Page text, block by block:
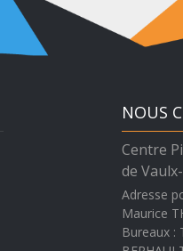
NOUS
Centre
de
Adresse
Maurice
Bureaux :